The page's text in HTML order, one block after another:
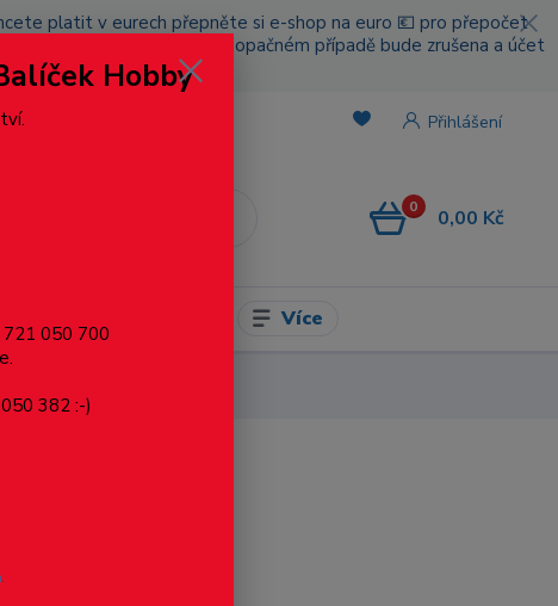
platit v eurech přepněte si e-shop na euro 💶 pro přepočet
platbou za poštovné, v opačném případě bude zrušena a účet
Přihlášení
0 0,00 Kč
Více
Hobby
721 050 700
382 :-)
.